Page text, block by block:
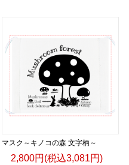
マスク～キノコの森 文字柄～
2,800円(税込3,081円)